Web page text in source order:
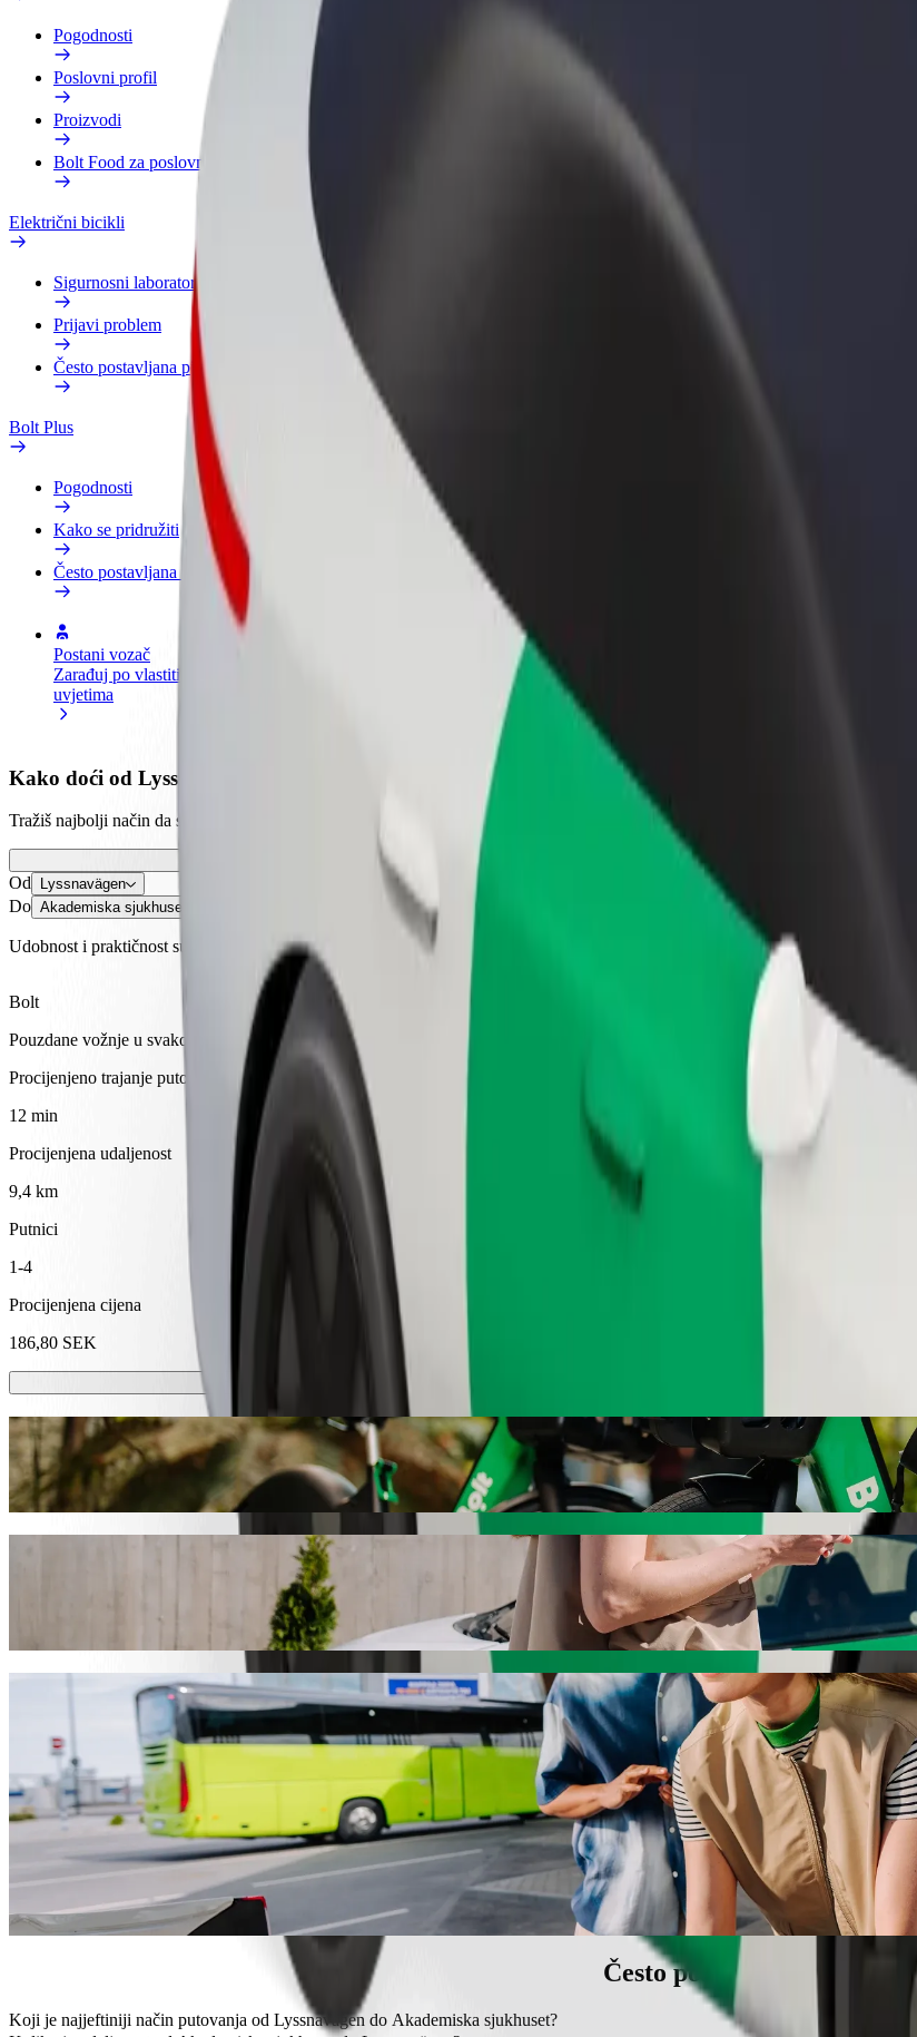
Pogodnosti
Poslovni profil
Proizvodi
Bolt Food za poslovne korisnike
Električni bicikli
Sigurnosni laboratorij
Prijavi problem
Često postavljana pitanja
Bolt Plus
Pogodnosti
Kako se pridružiti
Često postavljana pitanja
Postani vozač
Zarađuj po vlastitim
uvjetima
Dodaj restoran ili trgovinu
Dosegni više kupaca i povećaj
zaradu
Kako doći od Lyssnavägen do Akademiska sjukhuset
Tražiš najbolji način da stigneš od Lyssnavägen do Akademiska sjukhuset? Istraži naše usluge i pronađi savršenu za svoje
Preuzmi aplikaciju
Od Lyssnavägen
Do Akademiska sjukhuset
Udobnost i praktičnost su nadohvat ruke!
Bolt
Pouzdane vožnje u svakodnevnim automobilima srednje veličine.
Procijenjeno trajanje putovanja
12 min
Procijenjena udaljenost
9,4 km
Putnici
1-4
Procijenjena cijena
186,80 SEK
Romobili ili e-bicikli
Kreći se po Uppsala sa skuterima ili e-biciklima
Preuzmi aplikaciju Bolt
Dođi od Lyssnavägen do Akademiska sjukhuset s Bolt vožnjom na zahtjev
Preporučujemo da odabereš Bolt vožnju na zahtjev ako tražiš najbolju cijenu za dolazak do Akademiska sjukhuset.
Bez obzira na priliku, pronaći ćemo savršeno vozilo za tebe.
Bolt usluge za dolazak od Lyssnavägen do Akademiska sjukhuset
Puno prtljage? Rezerviraj naše XL kombije za do 6 osoba.
Želiš stići u stilu? Isprobaj Boltove premium automobile.
Putuješ s djecom? Naruči vožnju prilagođenu djeci s pomoćnom sjedalicom.
Tvoj ljubimac ide s tobom? Isprobaj naše vožnje prilagođene kućnim ljubimcima.
Trebaš dodatnu pomoć? Naša kategorija pomoći nudi vozila pristupačna osobama u invalidskim kolicima.
Povoljne vožnje? Uživaj u kompaktnim automobilima po nižoj cijeni uz Bolt.
Preuzmi aplikaciju Bolt
Često postavljana pitanja
Koji je najjeftiniji način putovanja od Lyssnavägen do Akademiska sjukhuset?